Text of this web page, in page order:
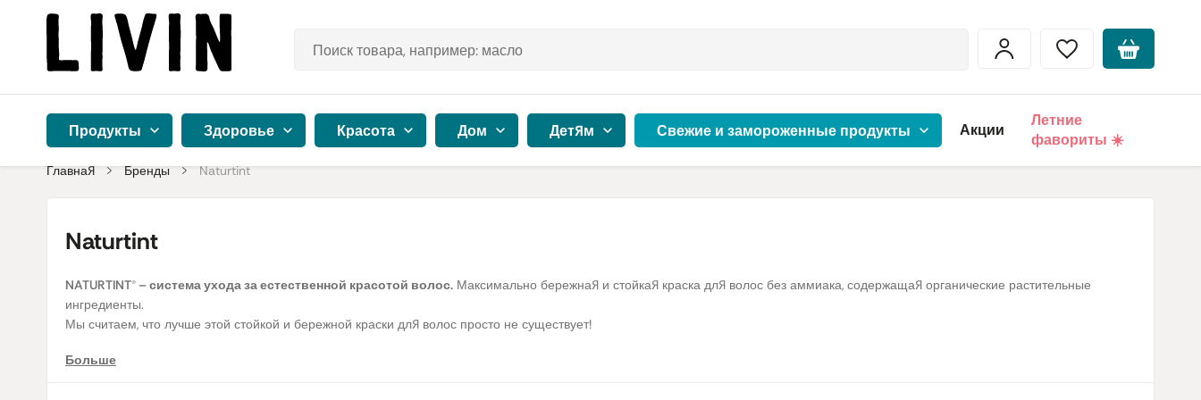
Продукты Здоровье Красота Дом Детям Свежие и замороженные продукты Акции
Летние
фавориты ☀️
Главная Бренды Naturtint
Naturtint
NATURTINT® – система ухода за естественной красотой волос. Максимально бережная и стойкая краска для волос без аммиака, содержащая органические растительные
ингредиенты.
Мы считаем, что лучше этой стойкой и бережной краски для волос просто не существует!
Красивые волосы так украшают женщину! Но красиво выглядят только здоровые волосы. Обычные стойкие краски для волос содержат очень агрессивные вещества, которые портят
Больше